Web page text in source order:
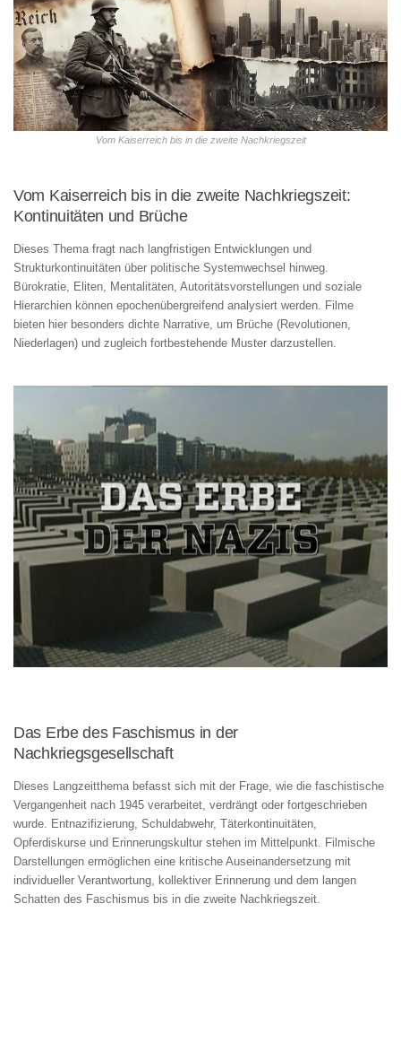
Vom Kaiserreich bis in die zweite Nachkriegszeit
Vom Kaiserreich bis in die zweite Nachkriegszeit:
Kontinuitäten und Brüche
Dieses Thema fragt nach langfristigen Entwicklungen und
Strukturkontinuitäten über politische Systemwechsel hinweg.
Bürokratie, Eliten, Mentalitäten, Autoritätsvorstellungen und soziale
Hierarchien können epochenübergreifend analysiert werden. Filme
bieten hier besonders dichte Narrative, um Brüche (Revolutionen,
Niederlagen) und zugleich fortbestehende Muster darzustellen.
Das Erbe des Faschismus in der
Nachkriegsgesellschaft
Dieses Langzeitthema befasst sich mit der Frage, wie die faschistische
Vergangenheit nach 1945 verarbeitet, verdrängt oder fortgeschrieben
wurde. Entnazifizierung, Schuldabwehr, Täterkontinuitäten,
Opferdiskurse und Erinnerungskultur stehen im Mittelpunkt. Filmische
Darstellungen ermöglichen eine kritische Auseinandersetzung mit
individueller Verantwortung, kollektiver Erinnerung und dem langen
Schatten des Faschismus bis in die zweite Nachkriegszeit.